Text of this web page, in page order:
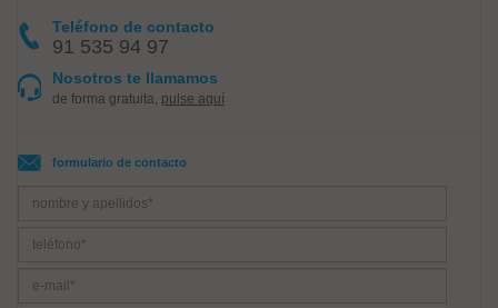
Teléfono de contacto
91 535 94 97
Nosotros te llamamos
de forma gratuita, pulse aquí
formulario de contacto